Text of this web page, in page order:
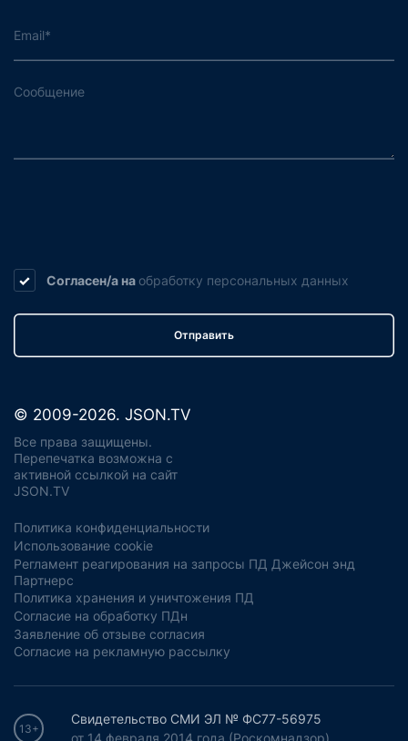
Согласен/а на обработку персональных данных
Отправить
© 2009-2026. JSON.TV
Все права защищены.
Перепечатка возможна с
активной ссылкой на сайт
JSON.TV
Политика конфиденциальности
Использование cookie
Регламент реагирования на запросы ПД Джейсон энд
Партнерс
Политика хранения и уничтожения ПД
Согласие на обработку ПДн
Заявление об отзыве согласия
Согласие на рекламную рассылку
13+
Свидетельство СМИ ЭЛ № ФС77-56975